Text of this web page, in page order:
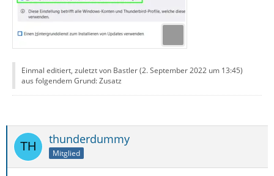
Einmal editiert, zuletzt von Bastler (2. September 2022 um 13:45)
aus folgendem Grund: Zusatz
thunderdummy
Mitglied